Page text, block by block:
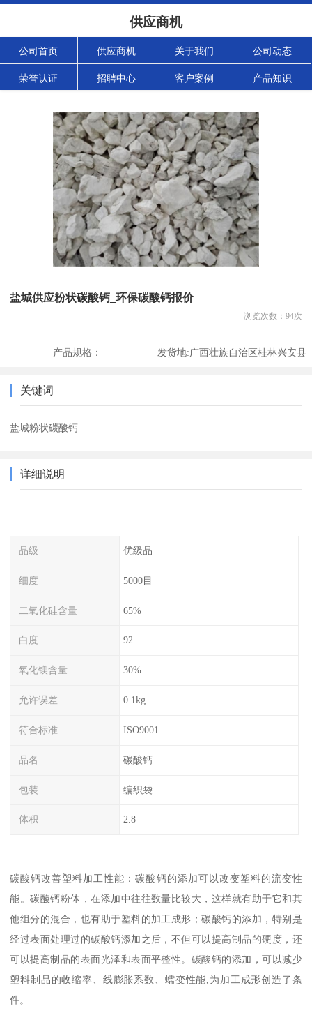
供应商机
公司首页 供应商机 关于我们 公司动态
荣誉认证 招聘中心 客户案例 产品知识
盐城供应粉状碳酸钙_环保碳酸钙报价
浏览次数： 94次
产品规格： 发货地:广西壮族自治区桂林兴安县
关键词
盐城粉状碳酸钙
详细说明
品级 优级品
细度 5000目
二氧化硅含量 65%
白度 92
氧化镁含量 30%
允许误差 0.1kg
符合标准 ISO9001
品名 碳酸钙
包装 编织袋
体积 2.8
碳酸钙改善塑料加工性能：碳酸钙的添加可以改变塑料的流变性
能。碳酸钙粉体，在添加中往往数量比较大，这样就有助于它和其
他组分的混合，也有助于塑料的加工成形；碳酸钙的添加，特别是
经过表面处理过的碳酸钙添加之后，不但可以提高制品的硬度，还
可以提高制品的表面光泽和表面平整性。碳酸钙的添加，可以减少
塑料制品的收缩率、线膨胀系数、蠕变性能,为加工成形创造了条
件。